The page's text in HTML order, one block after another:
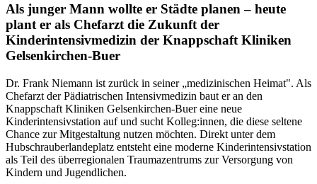
Als junger Mann wollte er Städte planen – heute
plant er als Chefarzt die Zukunft der
Kinderintensivmedizin der Knappschaft Kliniken
Gelsenkirchen-Buer
Dr. Frank Niemann ist zurück in seiner „medizinischen Heimat". Als
Chefarzt der Pädiatrischen Intensivmedizin baut er an den
Knappschaft Kliniken Gelsenkirchen-Buer eine neue
Kinderintensivstation auf und sucht Kolleg:innen, die diese seltene
Chance zur Mitgestaltung nutzen möchten. Direkt unter dem
Hubschrauberlandeplatz entsteht eine moderne Kinderintensivstation
als Teil des überregionalen Traumazentrums zur Versorgung von
Kindern und Jugendlichen.